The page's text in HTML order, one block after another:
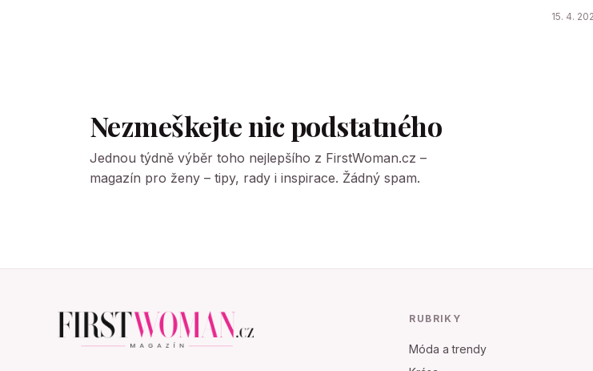
15. 4.
Nezmeškejte nic podstatného
Jednou týdně výběr toho nejlepšího z FirstWoman.cz –
magazín pro ženy – tipy, rady i inspirace. Žádný spam.
RUBRIKY
Móda a trendy